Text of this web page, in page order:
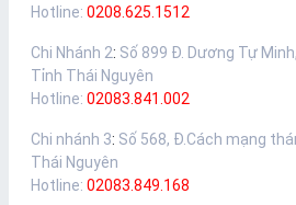
Hotline: 0208.625.1512
Chi Nhánh 2: Số 899 Đ. Dương Tự
Tỉnh Thái Nguyên
Hotline: 02083.841.002
Chi nhánh 3: Số 568, Đ.Cách mạng
Thái Nguyên
Hotline: 02083.849.168